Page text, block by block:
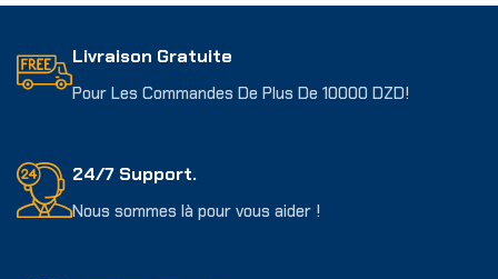
Livraison Gratuite
Pour Les Commandes De Plus De 10000 DZD!
24/7 Support.
Nous sommes là pour vous aider !